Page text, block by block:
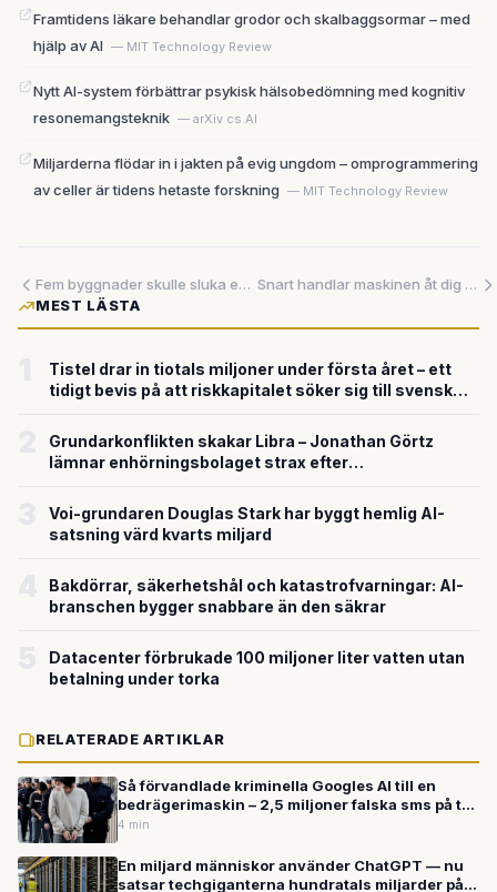
Framtidens läkare behandlar grodor och skalbaggsormar – med
hjälp av AI — MIT Technology Review
Nytt AI-system förbättrar psykisk hälsobedömning med kognitiv
resonemangsteknik — arXiv cs.AI
Miljarderna flödar in i jakten på evig ungdom – omprogrammering
av celler är tidens hetaste forskning — MIT Technology Review
Fem byggnader skulle sluka en tredjedel av Seattles el – staden drar i handbromsen
Snart handlar maskinen åt dig – utan att du ens märker det
MEST LÄSTA
Tistel drar in tiotals miljoner under första året – ett
tidigt bevis på att riskkapitalet söker sig till svensk
Grundarkonflikten skakar Libra – Jonathan Görtz
lämnar enhörningsbolaget strax efter
Voi-grundaren Douglas Stark har byggt hemlig AI-
satsning värd kvarts miljard
Bakdörrar, säkerhetshål och katastrofvarningar: AI-
branschen bygger snabbare än den säkrar
Datacenter förbrukade 100 miljoner liter vatten utan
betalning under torka
RELATERADE ARTIKLAR
Så förvandlade kriminella Googles AI till en
bedrägerimaskin – 2,5 miljoner falska sms på två
veckor
4 min
En miljard människor använder ChatGPT — nu
satsar techgiganterna hundratals miljarder på